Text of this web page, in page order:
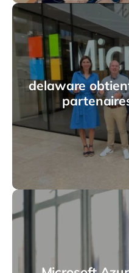
delaware